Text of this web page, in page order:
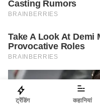
ट्रेंडिंग कहानियां